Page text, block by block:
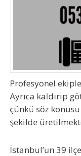
Profesyonel
Ayrıca kaldırıp
çünkü söz
şekilde
İstanbul’un 39